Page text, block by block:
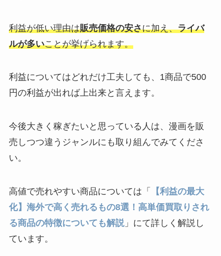
利益が低い理由は販売価格の安さに加え、ライバ
ルが多いことが挙げられます。
利益についてはどれだけ工夫しても、1商品で500
円の利益が出れば上出来と言えます。
今後大きく稼ぎたいと思っている人は、漫画を販
売しつつ違うジャンルにも取り組んでみてくださ
い。
高値で売れやすい商品については「
【利益の最大
化】海外で高く売れるもの8選！高単価買取りされ
る商品の特徴についても解説」にて詳しく解説し
ています。